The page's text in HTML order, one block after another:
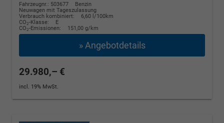
Fahrzeugnr.: 503677
Benzin
Neuwagen mit Tageszulassung
Verbrauch kombiniert:
6,60 l/100km
CO2-Klasse:
E
CO2-Emissionen: 151,00 g/km
» Angebotdetails
29.980,– €
incl. 19% MwSt.